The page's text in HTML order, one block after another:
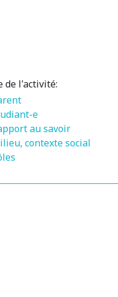
de l'activité:
e
au savoir
contexte social